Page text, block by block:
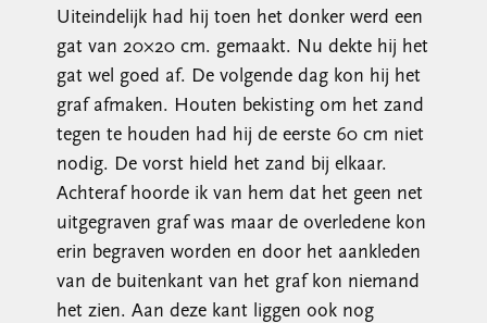
Uiteindelijk had hij toen het donker werd een
gat van 20×20 cm. gemaakt. Nu dekte hij het
gat wel goed af. De volgende dag kon hij het
graf afmaken. Houten bekisting om het zand
tegen te houden had hij de eerste 60 cm niet
nodig. De vorst hield het zand bij elkaar.
Achteraf hoorde ik van hem dat het geen net
uitgegraven graf was maar de overledene kon
erin begraven worden en door het aankleden
van de buitenkant van het graf kon niemand
het zien. Aan deze kant liggen ook nog